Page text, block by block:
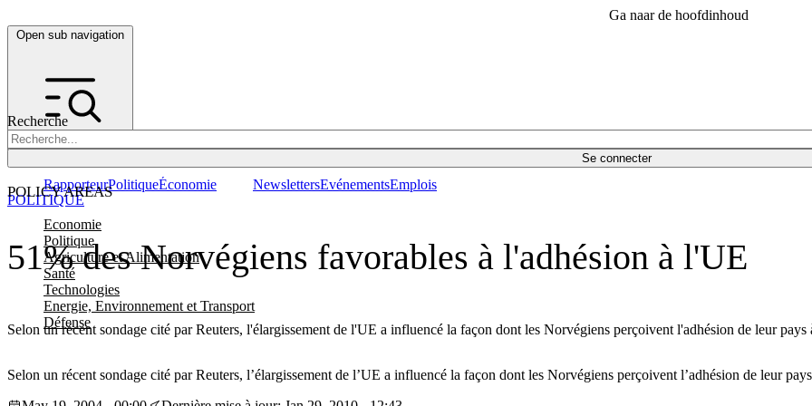
Ga naar de hoofdinhoud
Open sub navigation
Recherche
Se connecter
POLICY AREAS
Economie
Politique
Agriculture et Alimentation
Santé
Technologies
Energie, Environnement et Transport
Défense
RapporteurPolitiqueÉconomie NewslettersEvénementsEmplois
51% des Norvégiens favorables à l'adhésion à l'UE
Selon un récent sondage cité par Reuters, l'élargissement de l'UE a influencé la façon dont les Norvégiens perçoivent l'adhésion de leur pays
POLITIQUE
Selon un récent sondage cité par Reuters, l’élargissement de l’UE a influencé la façon dont les Norvégiens perçoivent l’adhésion de leur